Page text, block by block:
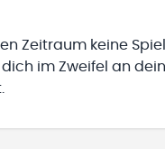
Zeitraum keine
im Zweifel an